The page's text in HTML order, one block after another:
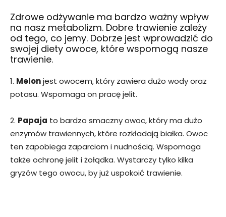
Zdrowe odżywanie ma bardzo ważny wpływ
na nasz metabolizm. Dobre trawienie zależy
od tego, co jemy. Dobrze jest wprowadzić do
swojej diety owoce, które wspomogą nasze
trawienie.
1. Melonjest owocem, który zawiera dużo wody oraz
potasu. Wspomaga on pracę jelit.
2. Papaja to bardzo smaczny owoc, który ma dużo
enzymów trawiennych, które rozkładają białka. Owoc
ten zapobiega zaparciom i nudnością. Wspomaga
także ochronę jelit i żołądka. Wystarczy tylko kilka
gryzów tego owocu, by już uspokoić trawienie.